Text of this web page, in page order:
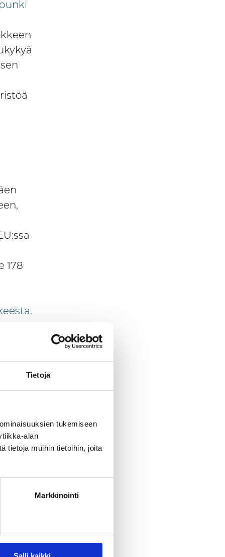
Tietoja
tukemiseen
alan
tietoja muihin tietoihin, joita
Markkinointi
178
.